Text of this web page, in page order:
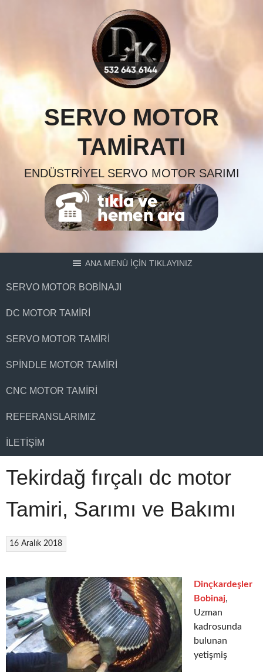
SERVO MOTOR
TAMIRATI
ENDÜSTRIYEL SERVO MOTOR SARIMI
ANA MENÜ İÇİN TIKLAYINIZ
SERVO MOTOR BOBINAJI
DC MOTOR TAMIRI
SERVO MOTOR TAMIRI
SPINDLE MOTOR TAMIRI
CNC MOTOR TAMIRI
REFERANSLARIMIZ
İLETIŞIM
Tekirdağ fırçalı dc motor
Tamiri, Sarımı ve Bakımı
16 Aralık 2018
Dinçkardeşler
Bobinaj,
Uzman
kadrosunda
bulunan
yetişmiş